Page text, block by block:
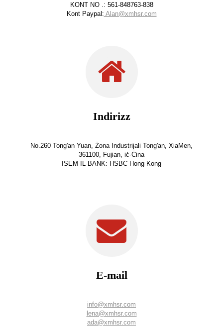
KONT NO .: 561-848763-838
Kont Paypal: Alan@xmhsr.com
Indirizz
No.260 Tong'an Yuan, Żona Industrijali Tong'an, XiaMen,
361100, Fujian, iċ-Ċina
ISEM IL-BANK: HSBC Hong Kong
E-mail
info@xmhsr.com
lena@xmhsr.com
ada@xmhsr.com